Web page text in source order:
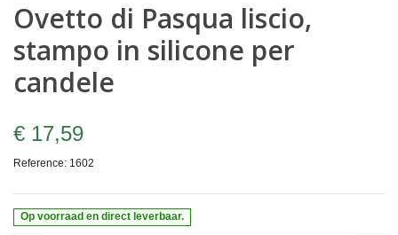
Ovetto di Pasqua liscio,
stampo in silicone per
candele
€ 17,59
Reference: 1602
Op voorraad en direct leverbaar.